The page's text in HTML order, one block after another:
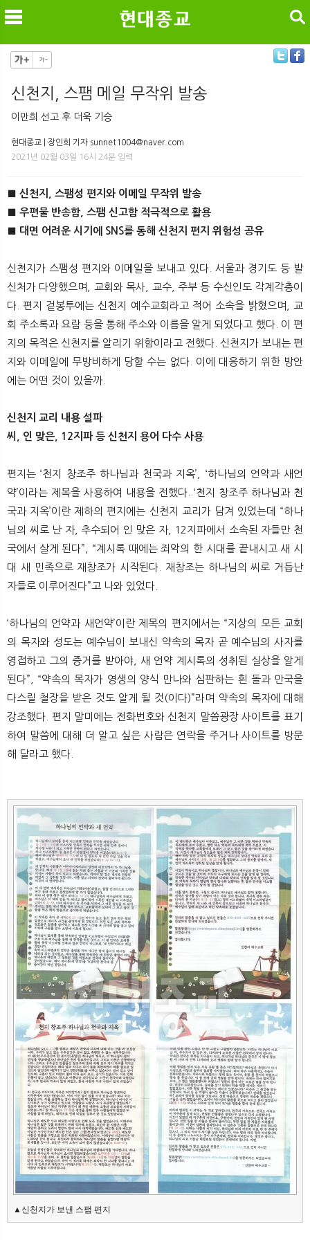
메
뉴 색
검색
신천지, 스팸 메일 무작위 발송
이만희 선고 후 더욱 기승
현대종교 | 장인희 기자 sunnet1004@naver.com
2021년 02월 03일 16시 24분 입력
■ 신천지, 스팸성 편지와 이메일 무작위 발송
■ 우편물 반송함, 스팸 신고함 적극적으로 활용
■ 대면 어려운 시기에 SNS를 통해 신천지 편지 위험성 공유
신천지가 스팸성 편지와 이메일을 보내고 있다. 서울과 경기도 등 발
신처가 다양했으며, 교회와 목사, 교수, 주부 등 수신인도 각계각층이
다. 편지 겉봉투에는 신천지 예수교회라고 적어 소속을 밝혔으며, 교
회 주소록과 요람 등을 통해 주소와 이름을 알게 되었다고 했다. 이 편
지의 목적은 신천지를 알리기 위함이라고 전했다. 신천지가 보내는 편
지와 이메일에 무방비하게 당할 수는 없다. 이에 대응하기 위한 방안
에는 어떤 것이 있을까.
신천지 교리 내용 설파
씨, 인 맞은, 12지파 등 신천지 용어 다수 사용
편지는 ‘천지 창조주 하나님과 천국과 지옥’, ‘하나님의 언약과 새언
약’이라는 제목을 사용하여 내용을 전했다. ‘천지 창조주 하나님과 천
국과 지옥’이란 제하의 편지에는 신천지 교리가 담겨 있었는데 “하나
님의 씨로 난 자, 추수되어 인 맞은 자, 12지파에서 소속된 자들만 천
국에서 살게 된다”, “계시록 때에는 죄악의 한 시대를 끝내시고 새 시
대 새 민족으로 재창조가 시작된다. 재창조는 하나님의 씨로 거듭난
자들로 이루어진다”고 나와 있었다.
‘하나님의 언약과 새언약’이란 제목의 편지에서는 “지상의 모든 교회
의 목자와 성도는 예수님이 보내신 약속의 목자 곧 예수님의 사자를
영접하고 그의 증거를 받아야, 새 언약 계시록의 성취된 실상을 알게
된다”, “약속의 목자가 영생의 양식 만나와 심판하는 흰 돌과 만국을
다스릴 철장을 받은 것도 알게 될 것(이다)”라며 약속의 목자에 대해
강조했다. 편지 말미에는 전화번호와 신천지 말씀광장 사이트를 표기
하여 말씀에 대해 더 알고 싶은 사람은 연락을 주거나 사이트를 방문
해 달라고 했다.
▲신천지가 보낸 스팸 편지